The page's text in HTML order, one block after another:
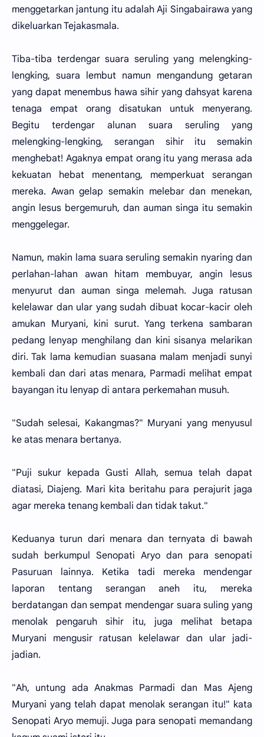
menggetarkan jantung itu adalah Aji Singabairawa yang
dikeluarkan Tejakasmala.
Tiba-tiba terdengar suara seruling yang melengking-
lengking, suara lembut namun mengandung getaran
yang dapat menembus hawa sihir yang dahsyat karena
tenaga empat orang disatukan untuk menyerang.
Begitu terdengar alunan suara seruling yang
melengking-lengking, serangan sihir itu semakin
menghebat! Agaknya empat orang itu yang merasa ada
kekuatan hebat menentang, memperkuat serangan
mereka. Awan gelap semakin melebar dan menekan,
angin lesus bergemuruh, dan auman singa itu semakin
menggelegar.
Namun, makin lama suara seruling semakin nyaring dan
perlahan-lahan awan hitam membuyar, angin lesus
menyurut dan auman singa melemah. Juga ratusan
kelelawar dan ular yang sudah dibuat kocar-kacir oleh
amukan Muryani, kini surut. Yang terkena sambaran
pedang lenyap menghilang dan kini sisanya melarikan
diri. Tak lama kemudian suasana malam menjadi sunyi
kembali dan dari atas menara, Parmadi melihat empat
bayangan itu lenyap di antara perkemahan musuh.
"Sudah selesai, Kakangmas?" Muryani yang menyusul
ke atas menara bertanya.
"Puji sukur kepada Gusti Allah, semua telah dapat
diatasi, Diajeng. Mari kita beritahu para perajurit jaga
agar mereka tenang kembali dan tidak takut."
Keduanya turun dari menara dan ternyata di bawah
sudah berkumpul Senopati Aryo dan para senopati
Pasuruan lainnya. Ketika tadi mereka mendengar
laporan tentang serangan aneh itu, mereka
berdatangan dan sempat mendengar suara suling yang
menolak pengaruh sihir itu, juga melihat betapa
Muryani mengusir ratusan kelelawar dan ular jadi-
jadian.
"Ah, untung ada Anakmas Parmadi dan Mas Ajeng
Muryani yang telah dapat menolak serangan itu!" kata
Senopati Aryo memuji. Juga para senopati memandang